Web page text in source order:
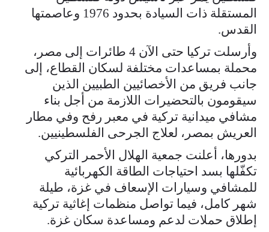
المستقلة ذات السيادة بحدود 1976 وعاصمتها
القدس.
وأرسلت تركيا حتى الآن 4 طائرات إلى مصر،
محملة بمساعدات مختلفة لسكان القطاع، إلى
جانب فريق من الأخصائيين الطبيين الذين
سيقومون بالتحضيرات اللازمة من أجل بناء
مشافي ميدانية تركية في معبر رفح وفي مطار
العريش بمصر، لعلاج الجرحى الفلسطينيين.
بدورها، أعلنت جمعية الهلال الأحمر التركي
تكفّلها بسد احتياجات الطاقة الكهربائية
للمشافي وسيارات الإسعاف في غزة، طيلة
شهر كامل، فيما تواصل منظمات إغاثية تركية
إطلاق حملات لدعم ومساعدة سكان غزة.